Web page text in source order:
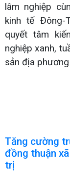
lâm nghiệp
kinh tế Đông-
quyết tâm
nghiệp xanh,
sản địa
Tăng cường
đồng thuận
trị